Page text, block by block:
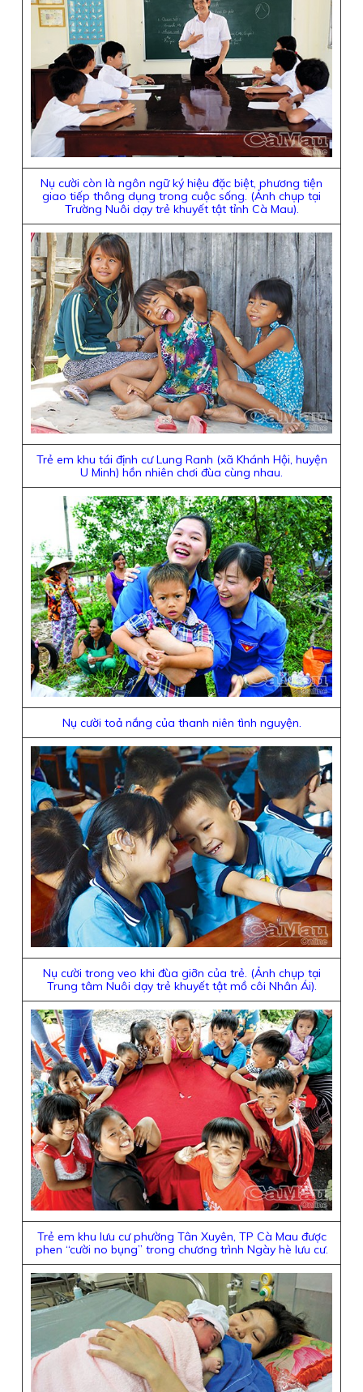
Nụ cười còn là ngôn ngữ ký hiệu đặc biệt, phương tiện
giao tiếp thông dụng trong cuộc sống. (Ảnh chụp tại
Trường Nuôi dạy trẻ khuyết tật tỉnh Cà Mau).
Trẻ em khu tái định cư Lung Ranh (xã Khánh Hội, huyện
U Minh) hồn nhiên chơi đùa cùng nhau.
Nụ cười toả nắng của thanh niên tình nguyện.
Nụ cười trong veo khi đùa giỡn của trẻ. (Ảnh chụp tại
Trung tâm Nuôi dạy trẻ khuyết tật mồ côi Nhân Ái).
Trẻ em khu lưu cư phường Tân Xuyên, TP Cà Mau được
phen “cười no bụng” trong chương trình Ngày hè lưu cư.